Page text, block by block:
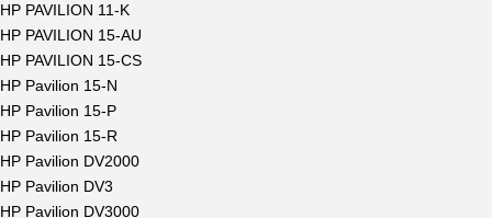
HP PAVILION 11-K
HP PAVILION 15-AU
HP PAVILION 15-CS
HP Pavilion 15-N
HP Pavilion 15-P
HP Pavilion 15-R
HP Pavilion DV2000
HP Pavilion DV3
HP Pavilion DV3000